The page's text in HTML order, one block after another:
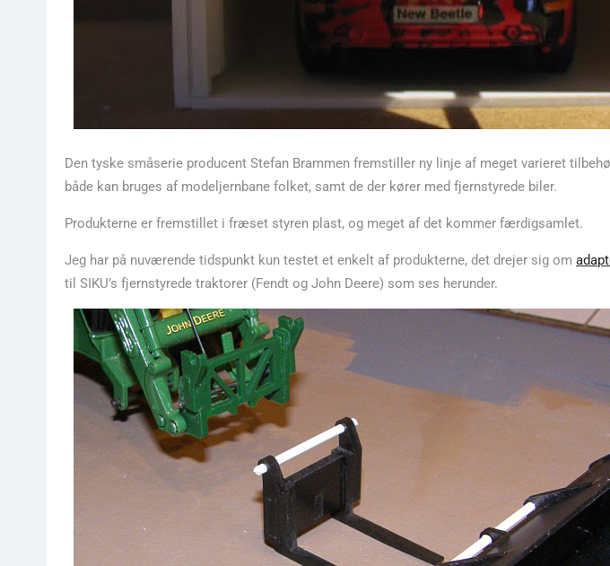
Den tyske småserie producent Stefan Brammen fremstiller ny linje af meget varieret
både kan bruges af modeljernbane folket, samt de der kører med fjernstyrede biler.
Produkterne er fremstillet i fræset styren plast, og meget af det kommer færdigsamlet.
Jeg har på nuværende tidspunkt kun testet et enkelt af produkterne, det drejer sig om
til SIKU’s fjernstyrede traktorer (Fendt og John Deere) som ses herunder.